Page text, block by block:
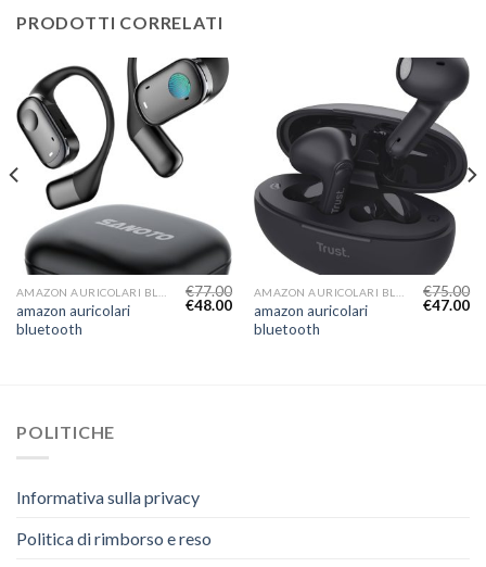
PRODOTTI CORRELATI
amazon auricolari
bluetooth
€77.00
€48.00
amazon auricolari
bluetooth
€75.00
€47.00
POLITICHE
Informativa sulla privacy
Politica di rimborso e reso